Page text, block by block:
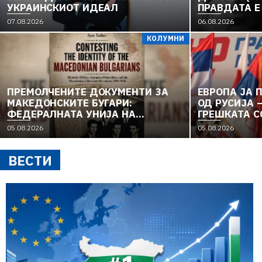
УКРАИНСКИОТ ИДЕАЛ
07.08.2026
ПРАВДАТА
„РЕФОРМИ“,
ОД ВОДА И
ВЛАДАТА И
ТОНЕ ВО
МОЛЧИ
06.08.2026
КОЛУМНИ
ПРЕМОЛЧЕНИТЕ ДОКУМЕНТИ ЗА
МАКЕДОНСКИТЕ БУГАРИ:
ФЕДЕРАЛНАТА УНИЈА НА
ЕВРОПСКИТЕ НАЦИОНАЛНОСТИ И
МАКЕДОНСКОТО
ОСЛОБОДИТЕЛНО ДВИЖЕЊЕ
(1949–1956) (2)
05.08.2026
ЕВРОПА ЈА
ОД РУСИЈА
ГРЕШКАТА
05.08.2026
ВЕСТИ